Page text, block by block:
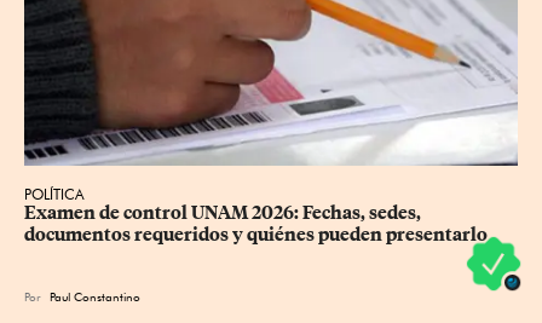
POLÍTICA
Examen de control UNAM 2026: Fechas, sedes,
documentos requeridos y quiénes pueden presentarlo
Por Paul Constantino